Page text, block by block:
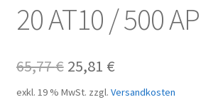
Kontakt
20 AT10 / 500 AP
65,77€ Ursprünglicher
Preis
25,81 €Aktueller
Preis
exkl. 19 % MwSt. zzgl. Versandkosten